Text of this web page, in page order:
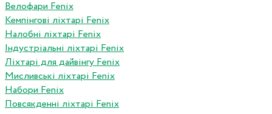
Велофари Fenix
Кемпінгові ліхтарі Fenix
Налобні ліхтарі Fenix
Індустріальні ліхтарі Fenix
Ліхтарі для дайвінгу Fenix
Мисливські ліхтарі Fenix
Набори Fenix
Повсякденні ліхтарі Fenix